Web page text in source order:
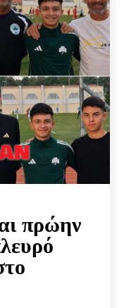
πρώην